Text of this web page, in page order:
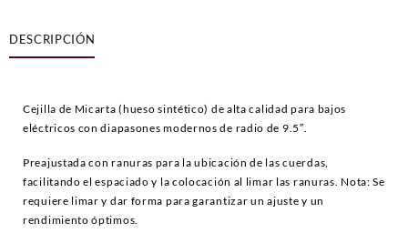
Pre-
Slotted
Nut
DESCRIPCIÓN
Cejilla de Micarta (hueso sintético) de alta calidad para bajos
eléctricos con diapasones modernos de radio de 9.5″.
Preajustada con ranuras para la ubicación de las cuerdas,
facilitando el espaciado y la colocación al limar las ranuras. Nota: Se
requiere limar y dar forma para garantizar un ajuste y un
rendimiento óptimos.